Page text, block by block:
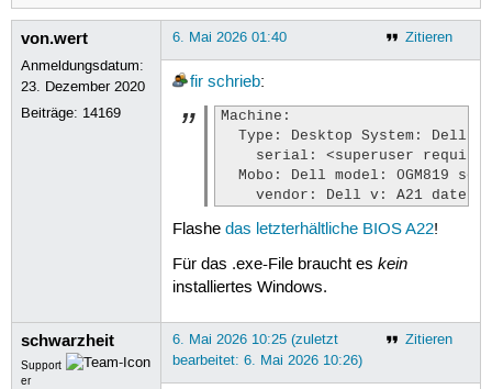
von.wert
Anmeldungsdatum:
23. Dezember 2020
Beiträge: 14169
Zitieren
6. Mai 2026 01:40
fir schrieb:
Machine:
Type: Desktop System: Dell
serial: <superuser
Mobo: Dell model: 0GM819
vendor: Dell v: A21 date:
Flashe das letzterhältliche BIOS A22!
Für das .exe-File braucht es kein
installiertes Windows.
schwarzheit
Support
er
Zitieren
6. Mai 2026 10:25 (zuletzt
bearbeitet: 6. Mai 2026 10:26)